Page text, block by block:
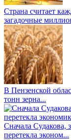
Страна считает
загадочные
В Пензенской
тонн зерна...
Сначала
перетекла эконом...